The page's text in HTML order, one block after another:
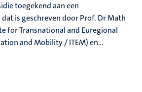
toegekend aan een
is geschreven door Prof. Dr Math
for Transnational and Euregional
and Mobility / ITEM) en...